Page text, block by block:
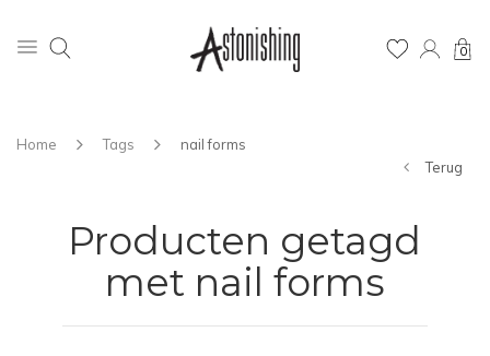
0
Home Tags
nail forms
Terug
Producten getagd
met nail forms